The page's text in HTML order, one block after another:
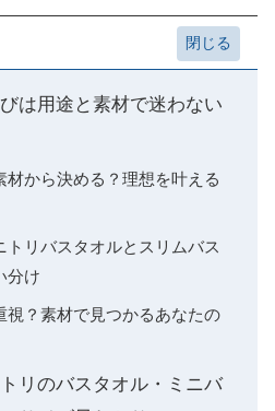
は用途と素材で迷わない
材から決める？理想を叶える
トリバスタオルとスリムバス
分け
視？素材で見つかるあなたの
リのバスタオル・ミニバ